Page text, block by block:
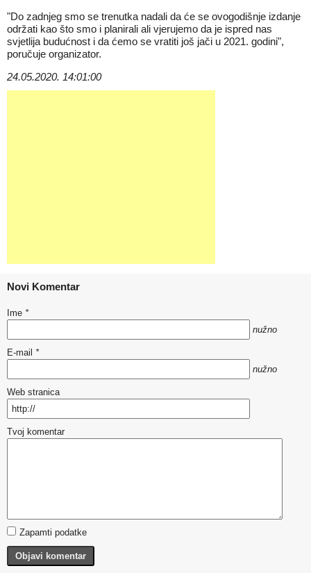
"Do zadnjeg smo se trenutka nadali da će se ovogodišnje izdanje
održati kao što smo i planirali ali vjerujemo da je ispred nas
svjetlija budućnost i da ćemo se vratiti još jači u 2021. godini",
poručuje organizator.
24.05.2020. 14:01:00
Novi Komentar
Ime *
nužno
E-mail *
nužno
Web stranica
Tvoj komentar
Zapamti podatke
Objavi komentar